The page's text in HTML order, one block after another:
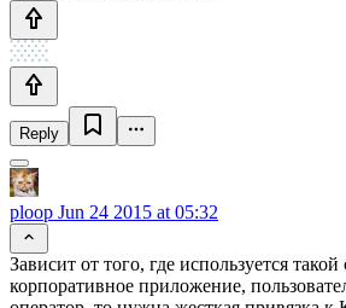
Reply
ploop Jun 24 2015 at 05:32
Зависит от того, где используется
корпоративное приложение,